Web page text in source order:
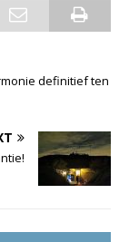
definitief ten